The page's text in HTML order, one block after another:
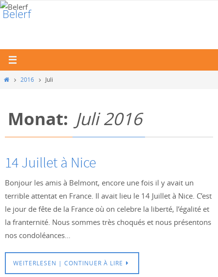
Zum
Inhalt
Belerf
Start2016 Juli
Monat: Juli 2016
14 Juillet à Nice
Bonjour les amis à Belmont, encore une fois il y avait un
terrible attentat en France. Il avait lieu le 14 Juillet à Nice. C’est
le jour de fête de la France où on celebre la liberté, l’égalité et
la franternité. Nous sommes très choqués et nous présentons
nos condoléances…
WEITERLESEN | CONTINUER À LIRE